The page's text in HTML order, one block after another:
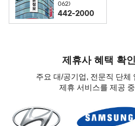
062)
442-2000
제휴사 혜택 확인
주요 대/공기업, 전문직 단체
제휴 서비스를 제공